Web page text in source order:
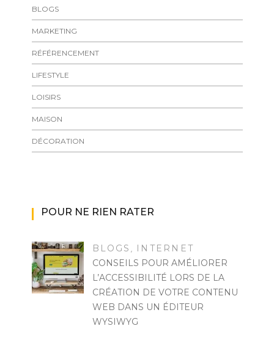
BLOGS
MARKETING
RÉFÉRENCEMENT
LIFESTYLE
LOISIRS
MAISON
DÉCORATION
POUR NE RIEN RATER
BLOGS , INTERNET
CONSEILS POUR AMÉLIORER
L’ACCESSIBILITÉ LORS DE LA
CRÉATION DE VOTRE CONTENU
WEB DANS UN ÉDITEUR
WYSIWYG